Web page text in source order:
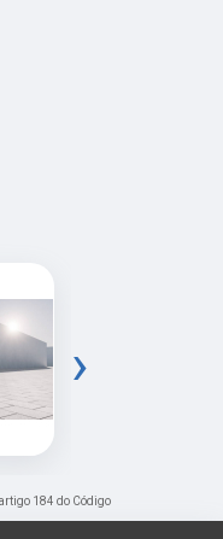
›
184 do Código